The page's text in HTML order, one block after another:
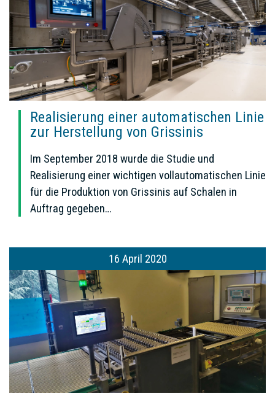
Realisierung einer automatischen Linie
zur Herstellung von Grissinis
Im September 2018 wurde die Studie und
Realisierung einer wichtigen vollautomatischen Linie
für die Produktion von Grissinis auf Schalen in
Auftrag gegeben…
16 April 2020